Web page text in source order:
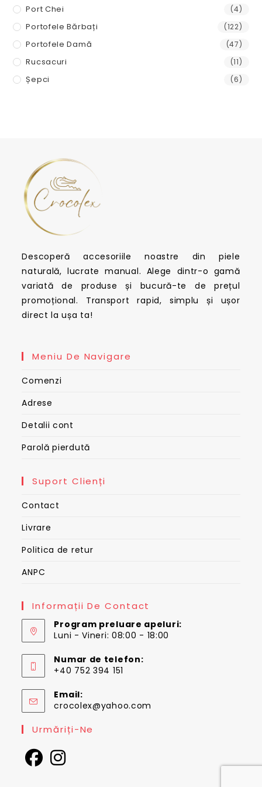
Port Chei (4)
Portofele Bărbați (122)
Portofele Damă (47)
Rucsacuri (11)
Șepci (6)
Descoperă accesoriile noastre din piele
naturală, lucrate manual. Alege dintr-o gamă
variată de produse și bucură-te de prețul
promoțional. Transport rapid, simplu și ușor
direct la ușa ta!
Meniu De Navigare
Comenzi
Adrese
Detalii cont
Parolă pierdută
Suport Clienți
Contact
Livrare
Politica de retur
ANPC
Informații De Contact
Program preluare apeluri:
Luni - Vineri: 08:00 - 18:00
Numar de telefon:
+40 752 394 151
Email:
crocolex@yahoo.com
Urmăriți-Ne